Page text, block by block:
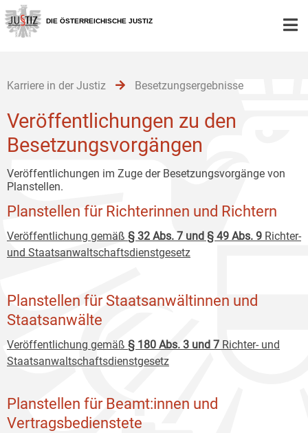
Zur
Hauptnavigation
[1]
Zum
Inhalt
[2]
Zum
Untermenü
[3]
DIE ÖSTERREICHISCHE JUSTIZ
Karriere in der Justiz Besetzungsergebnisse
Veröffentlichungen zu den
Besetzungsvorgängen
Veröffentlichungen im Zuge der Besetzungsvorgänge von
Planstellen.
Planstellen für Richterinnen und Richtern
Veröffentlichung gemäß § 32 Abs. 7 und § 49 Abs. 9 Richter-
und Staatsanwaltschaftsdienstgesetz
Planstellen für Staatsanwältinnen und
Staatsanwälte
Veröffentlichung gemäß § 180 Abs. 3 und 7 Richter- und
Staatsanwaltschaftsdienstgesetz
Planstellen für Beamt:innen und
Vertragsbedienstete